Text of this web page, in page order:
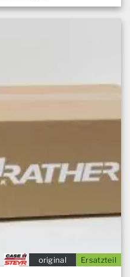
Ersatzteil
original